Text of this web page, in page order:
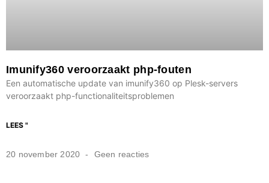
Imunify360 veroorzaakt php-fouten
Een automatische update van imunify360 op Plesk-servers
veroorzaakt php-functionaliteitsproblemen
LEES "
20 november 2020 Geen reacties